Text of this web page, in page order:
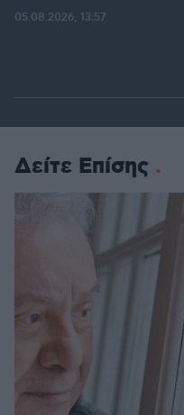
05.08.2026, 13:57
Δείτε Επίσης